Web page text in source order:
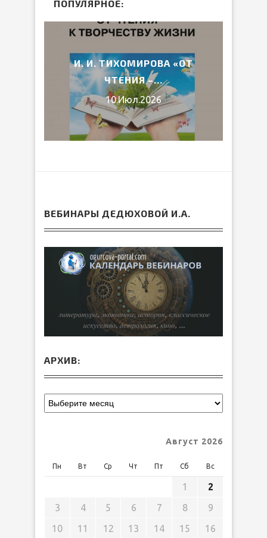
ПОПУЛЯРНОЕ:
И. И. ТИХОМИРОВА «ОТ
ЧТЕНИЯ –...
10.Июл.2026
ВЕБИНАРЫ ДЕДЮХОВОЙ И.А.
АРХИВ:
Август 2026
Пн Вт Ср Чт Пт Сб Вс
1
2
3
4 5 6 7 8
9
10
11 12 13 14 15
16